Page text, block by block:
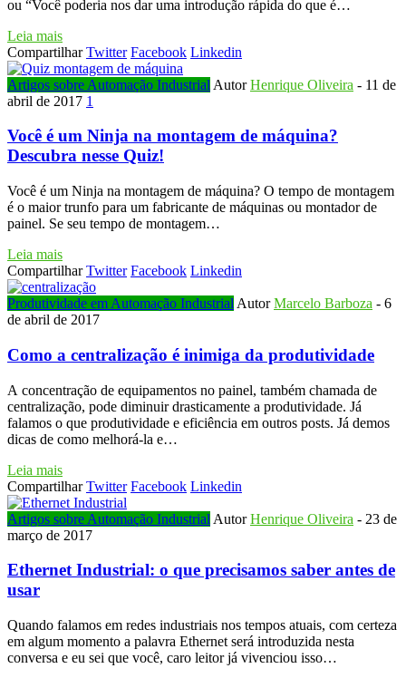
ou “Você poderia nos dar uma introdução rápida do que é…
Leia mais
Compartilhar Twitter Facebook Linkedin
Artigos sobre Automação Industrial AutorHenrique Oliveira - 11 de
abril de 2017 1
Você é um Ninja na montagem de máquina?
Descubra nesse Quiz!
Você é um Ninja na montagem de máquina? O tempo de montagem
é o maior trunfo para um fabricante de máquinas ou montador de
painel. Se seu tempo de montagem…
Leia mais
Compartilhar Twitter Facebook Linkedin
Produtividade em Automação Industrial AutorMarcelo Barboza - 6
de abril de 2017
Como a centralização é inimiga da produtividade
A concentração de equipamentos no painel, também chamada de
centralização, pode diminuir drasticamente a produtividade. Já
falamos o que produtividade e eficiência em outros posts. Já demos
dicas de como melhorá-la e…
Leia mais
Compartilhar Twitter Facebook Linkedin
Artigos sobre Automação Industrial AutorHenrique Oliveira - 23 de
março de 2017
Ethernet Industrial: o que precisamos saber antes de
usar
Quando falamos em redes industriais nos tempos atuais, com certeza
em algum momento a palavra Ethernet será introduzida nesta
conversa e eu sei que você, caro leitor já vivenciou isso…